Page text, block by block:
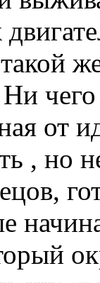
от
, но